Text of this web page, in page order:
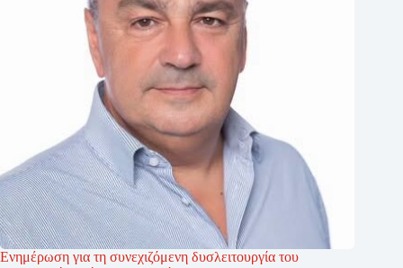
Ενημέρωση για τη συνεχιζόμενη δυσλειτουργία του